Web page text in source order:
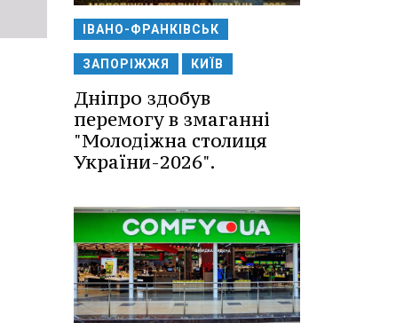
ІВАНО-ФРАНКІВСЬК
ЗАПОРІЖЖЯ КИЇВ
Дніпро здобув
перемогу в змаганні
"Молодіжна столиця
України-2026".